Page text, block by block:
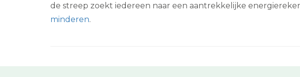
de streep zoekt iedereen naar een aantrekkelijke
minderen.